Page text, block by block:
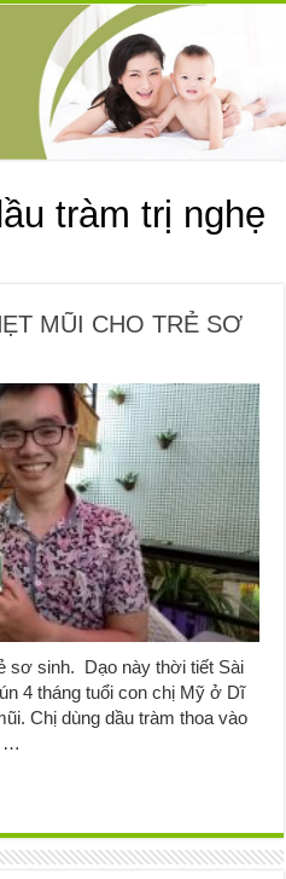
tràm trị nghẹ
MŨI CHO TRẺ SƠ
sơ sinh. Dạo này thời tiết Sài
4 tháng tuổi con chị Mỹ ở Dĩ
Chị dùng dầu tràm thoa vào
…